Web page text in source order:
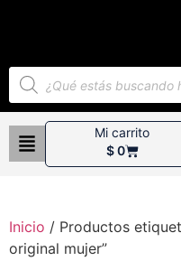
Mi carrito
$0
Inicio / Productos
original mujer”